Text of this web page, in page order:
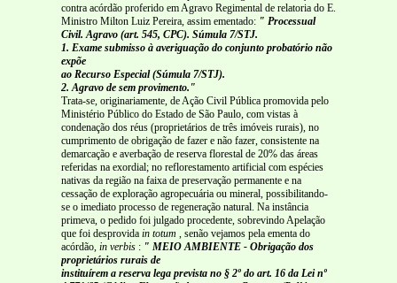
contra acórdão proferido em Agravo Regimental de relatoria do E.
Ministro Milton Luiz Pereira, assim ementado: " Processual
Civil. Agravo (art. 545, CPC). Súmula 7/STJ.
1. Exame submisso à averiguação do conjunto probatório não
expõe
ao Recurso Especial (Súmula 7/STJ).
2. Agravo de sem provimento."
Trata-se, originariamente, de Ação Civil Pública promovida pelo
Ministério Público do Estado de São Paulo, com vistas à
condenação dos réus (proprietários de três imóveis rurais), no
cumprimento de obrigação de fazer e não fazer, consistente na
demarcação e averbação de reserva florestal de 20% das áreas
referidas na exordial; no reflorestamento artificial com espécies
nativas da região na faixa de preservação permanente e na
cessação de exploração agropecuária ou mineral, possibilitando-
se o imediato processo de regeneração natural. Na instância
primeva, o pedido foi julgado procedente, sobrevindo Apelação
que foi desprovida in totum , senão vejamos pela ementa do
acórdão, in verbis : " MEIO AMBIENTE - Obrigação dos
proprietários rurais de
instituírem a reserva lega prevista no § 2º do art. 16 da Lei nº